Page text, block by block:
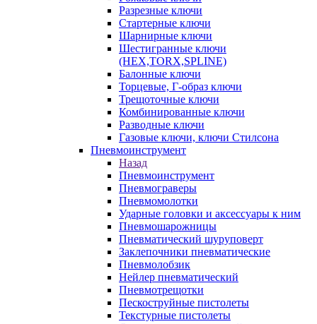
Разрезные ключи
Стартерные ключи
Шарнирные ключи
Шестигранные ключи
(HEX,TORX,SPLINE)
Балонные ключи
Торцевые, Г-образ ключи
Трещоточные ключи
Комбинированные ключи
Разводные ключи
Газовые ключи, ключи Стилсона
Пневмоинструмент
Назад
Пневмоинструмент
Пневмограверы
Пневмомолотки
Ударные головки и аксессуары к ним
Пневмошарожницы
Пневматический шуруповерт
Заклепочники пневматические
Пневмолобзик
Нейлер пневматический
Пневмотрещотки
Пескоструйные пистолеты
Текстурные пистолеты